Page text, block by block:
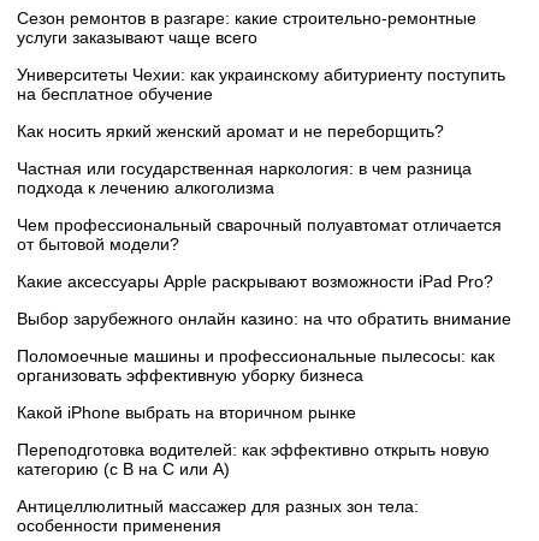
Сезон ремонтов в разгаре: какие строительно-ремонтные
услуги заказывают чаще всего
Университеты Чехии: как украинскому абитуриенту поступить
на бесплатное обучение
Как носить яркий женский аромат и не переборщить?
Частная или государственная наркология: в чем разница
подхода к лечению алкоголизма
Чем профессиональный сварочный полуавтомат отличается
от бытовой модели?
Какие аксессуары Apple раскрывают возможности iPad Pro?
Выбор зарубежного онлайн казино: на что обратить внимание
Поломоечные машины и профессиональные пылесосы: как
организовать эффективную уборку бизнеса
Какой iPhone выбрать на вторичном рынке
Переподготовка водителей: как эффективно открыть новую
категорию (с B на C или А)
Антицеллюлитный массажер для разных зон тела:
особенности применения